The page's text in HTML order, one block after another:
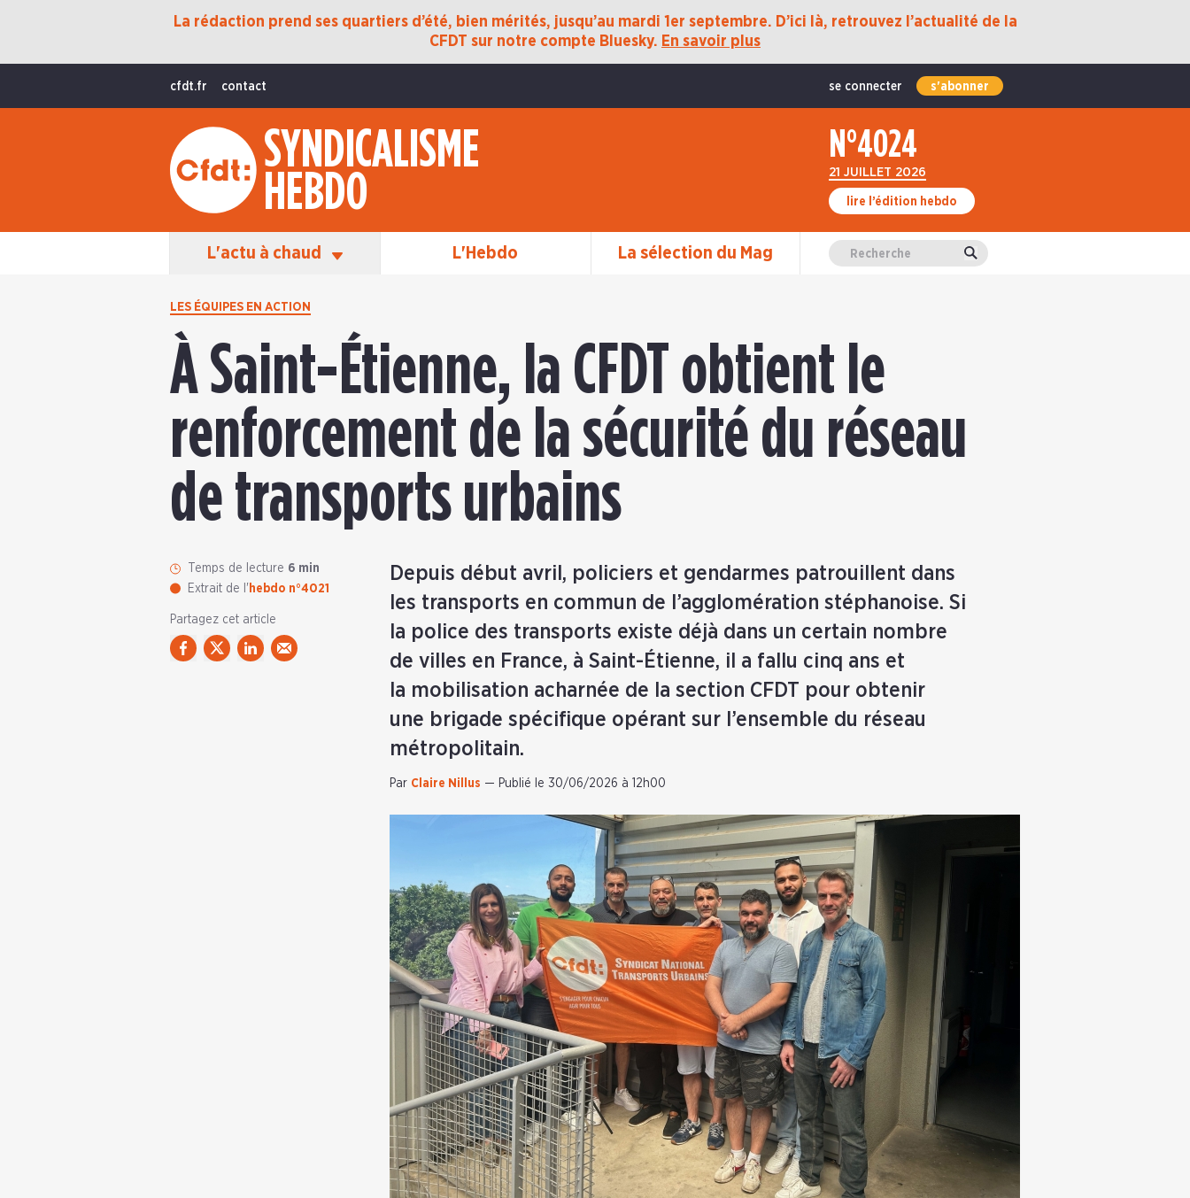
La rédaction prend ses quartiers d’été, bien mérités, jusqu’au mardi 1er septembre. D’ici là, retrouvez l’actualité de la
CFDT sur notre compte Bluesky. En savoir plus
cfdt.fr contact se connecter s'abonner
SYNDICALISME
HEBDO
N°4024
21 JUILLET 2026
lire l’édition hebdo
L'actu à chaud
Protection Sociale
International
La Vie De La CFDT
Les Équipes En Action L'Hebdo La sélection du Mag Valider
LES ÉQUIPES EN ACTION
À Saint-Étienne, la CFDT obtient le
renforcement de la sécurité du réseau
de transports urbains
Temps de lecture 6 min
Extrait de l' hebdo n°4021
Partagez cet article
Depuis début avril, policiers et gendarmes patrouillent dans
les transports en commun de l’agglomération stéphanoise. Si
la police des transports existe déjà dans un certain nombre
de villes en France, à Saint-Étienne, il a fallu cinq ans et
la mobilisation acharnée de la section CFDT pour obtenir
une brigade spécifique opérant sur l’ensemble du réseau
métropolitain.
Par Claire Nillus — Publié le 30/06/2026 à 12h00